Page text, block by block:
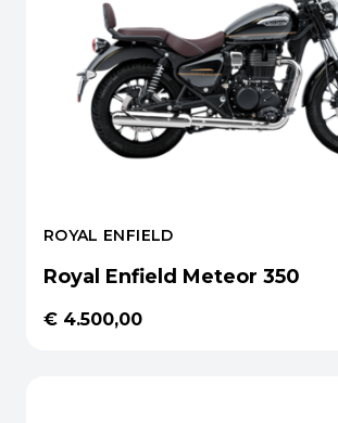
ROYAL ENFIELD
Royal Enfield Meteor 350
€ 4.500,00